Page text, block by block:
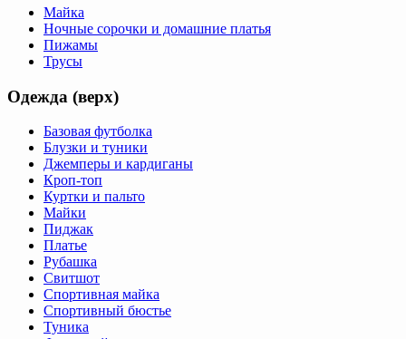
Майка
Ночные сорочки и домашние платья
Пижамы
Трусы
Одежда (верх)
Базовая футболка
Блузки и туники
Джемперы и кардиганы
Кроп-топ
Куртки и пальто
Майки
Пиджак
Платье
Рубашка
Свитшот
Спортивная майка
Спортивный бюстье
Туника